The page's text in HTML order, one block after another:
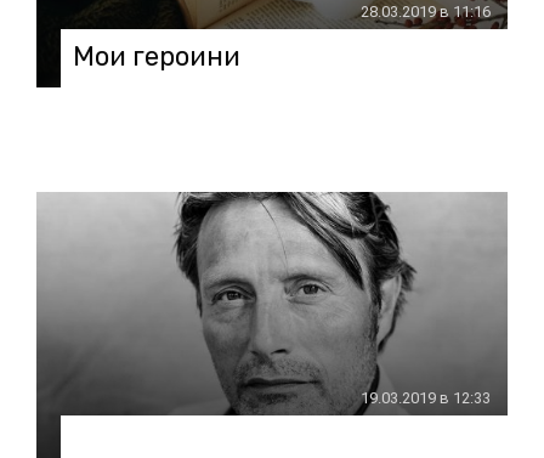
28.03.2019 в 11:16
Мои героини
19.03.2019 в 12:33